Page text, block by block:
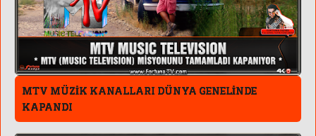
MTV MÜZİK KANALLARI DÜNYA GENELİNDE
KAPANDI